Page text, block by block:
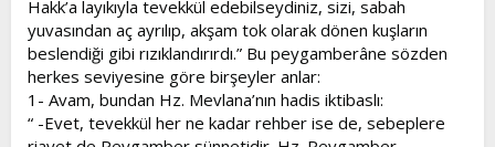
Hakk’a layıkıyla tevekkül edebilseydiniz, sizi, sabah
yuvasından aç ayrılıp, akşam tok olarak dönen kuşların
beslendiği gibi rızıklandırırdı.” Bu peygamberâne sözden
herkes seviyesine göre birşeyler anlar:
1- Avam, bundan Hz. Mevlana’nın hadis iktibaslı:
“ -Evet, tevekkül her ne kadar rehber ise de, sebeplere